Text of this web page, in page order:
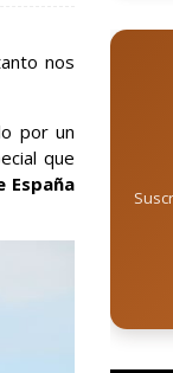
nos
por un
que
España